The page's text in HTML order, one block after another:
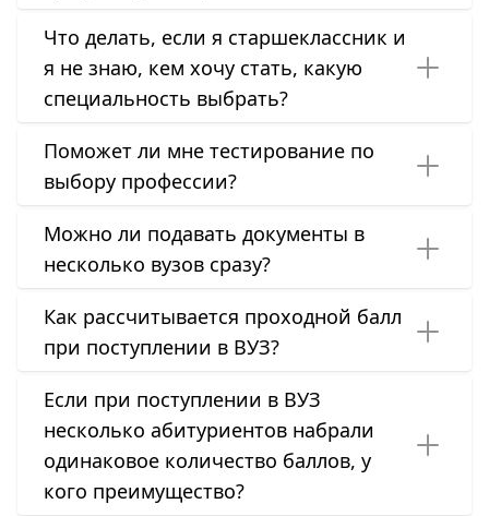
Что делать, если я старшеклассник и
я не знаю, кем хочу стать, какую
специальность выбрать?
Поможет ли мне тестирование по
выбору профессии?
Можно ли подавать документы в
несколько вузов сразу?
Как рассчитывается проходной балл
при поступлении в ВУЗ?
Если при поступлении в ВУЗ
несколько абитуриентов набрали
одинаковое количество баллов, у
кого преимущество?